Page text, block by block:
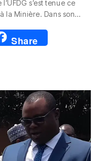
s’est tenue ce
la Minière. Dans son…
Share